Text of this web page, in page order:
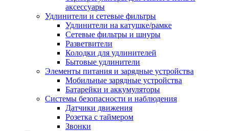
аксессуары
Удлинители и сетевые фильтры
Удлинители на катушке/рамке
Сетевые фильтры и шнуры
Разветвители
Колодки для удлинителей
Бытовые удлинители
Элементы питания и зарядные устройства
Мобильные зарядные устройства
Батарейки и аккумуляторы
Системы безопасности и наблюдения
Датчики движения
Розетка с таймером
Звонки